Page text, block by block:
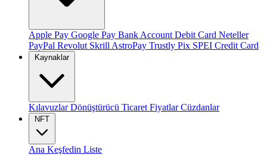
Apple Pay Google Pay Bank Account Debit Card Neteller
PayPal Revolut Skrill AstroPay Trustly Pix SPEI Credit Card
Kaynaklar
KılavuzlarDönüştürücü Ticaret FiyatlarCüzdanlar
NFT
Ana Keşfedin Liste